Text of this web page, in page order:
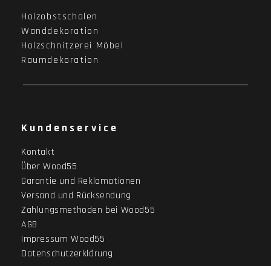
Holzobstschalen
Wanddekoration
Holzschnitzerei Möbel
Raumdekoration
Kundenservice
Kontakt
Über Wood55
Garantie und Reklamationen
Versand und Rücksendung
Zahlungsmethoden bei Wood55
AGB
Impressum Wood55
Datenschutzerklärung